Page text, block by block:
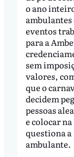
o ano
ambulantes
eventos
para a
sem
valores,
que o
decidem
pessoas
e colocar
questiona a
ambulante.